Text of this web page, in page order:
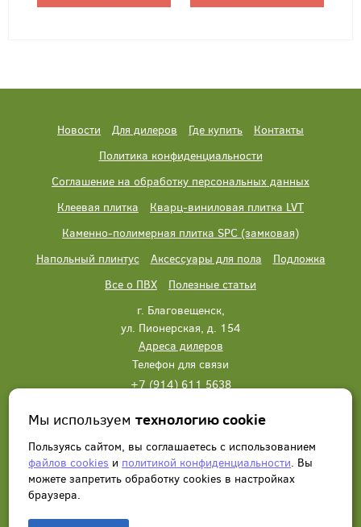
Новости Для дилеров Где купить
Контакты
Политика конфиденциальности
Соглашение на обработку персональных данных
Клеевая плитка
Кварц-виниловая плитка LVT
Каменно-полимерная плитка SPC (замковая)
Напольный плинтус
Аксессуары для пола
Подложка
Все о ПВХ
Полезные статьи
г. Благовещенск,
ул. Пионерская, д. 154
Адреса дилеров
Телефон для связи
+7 (914) 611 5638
Написать нам Заказать звонок
Мы используемтехнологию cookie
Пользуясь сайтом, вы соглашаетесь с использованием
файлов cookies и политикой конфиденциальности. Вы
можете запретить обработку сookies в настройках
браузера.